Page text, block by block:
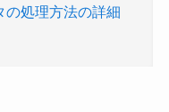
の処理方法の詳細